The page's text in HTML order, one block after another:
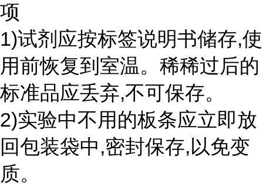
项
1)试剂应按标签说明书储存,使
用前恢复到室温。稀稀过后的
标准品应丢弃,不可保存。
2)实验中不用的板条应立即放
回包装袋中,密封保存,以免变
质。